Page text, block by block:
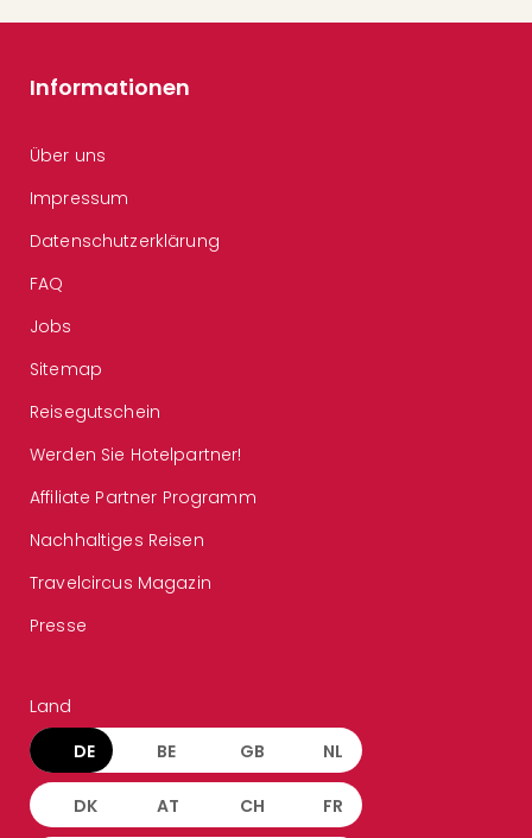
Informationen
Über uns
Impressum
Datenschutzerklärung
FAQ
Jobs
Sitemap
Reisegutschein
Werden Sie Hotelpartner!
Affiliate Partner Programm
Nachhaltiges Reisen
Travelcircus Magazin
Presse
Land
DE BE GB NL
DK AT CH FR